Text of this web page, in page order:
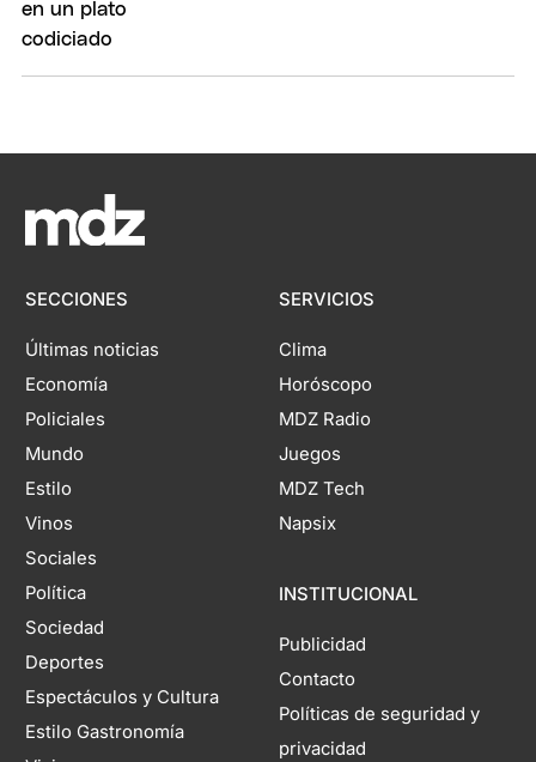
SECCIONES
Últimas noticias
Economía
Policiales
Mundo
Estilo
Vinos
Sociales
Política
Sociedad
Deportes
Espectáculos y Cultura
Estilo Gastronomía
SERVICIOS
Clima
Horóscopo
MDZ Radio
Juegos
MDZ Tech
Napsix
INSTITUCIONAL
Publicidad
Contacto
Políticas de seguridad y
privacidad